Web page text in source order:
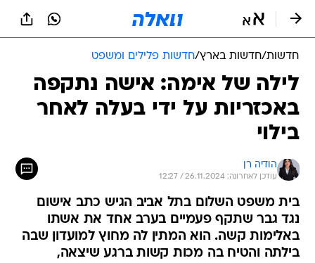
חדשות/חדשות בארץ/חדשות פלילים ומשפט
לילה של אימה: אישה נתקפה
באכזריות על ידי בעלה לאחר
בילוי
הודיה רן
עודכן לאחרונה: 26.11.2024 / 12:27
בית משפט השלום בתל אביב הגיש כתב אישום
נגד גבר שתקף פעמיים בערב אחד את אשתו
באלימות קשה. הוא המתין לה מחוץ למועדון שבה
בילתה והטיח בה מכות קשות ברגע שיצאה,